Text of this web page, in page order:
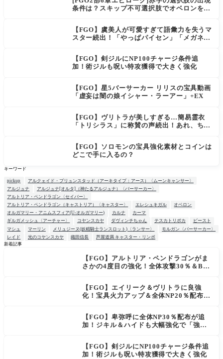
条件は？スキップ不可選択肢でオベロンを疑
【FGO】虞美人が可愛すぎて語彙力を失うマ
スター続出！「やっぱパイセン」「メガネよ
【FGO】剣ジルにNP100チャージ条件追
加！術ジルも呪い特攻獲得で大きく強化
【FGO】星5バーサーカー リリスの宝具動画
「虚妄は闇の娘イシャー・ラーアー」+EX
【FGO】ヴリトラが美しすぎる…簡易霊衣
「トリシラス」に称賛の声続出！あれ、ちっ
【FGO】ソロモンの宝具強化素材とコインは
どこで手に入るの？
キーワード
pickup
アルクェイド・ブリュンスタッド（アーキタイプ：アース）〈ムーンキャンサー〉
アルジュナ
アルジュナ[オルタ]（神たるアルジュナ）〈バーサーカー〉
アルトリア・ペンドラゴン〈セイバー〉
アルトリア・ペンドラゴン（キャストリア）〈キャスター〉
エレシュキガル
オベロン
オルガマリー・アニムスフィア(U-オルガマリー)
カルナ
カーマ
ギルガメッシュ〈アーチャー〉
コヤンスカヤ ダヴィンチちゃん テスカトリポカ
ビースト
マシュ
マーリン メリュジーヌ(妖精騎士ランスロット)〈ランサー〉
モルガン〈バーサーカー〉
レイド
光のコヤンスカヤ 織田信長
芦屋道満 キャスター・リンボ
新着記事
【FGO】アルトリア・ペンドラゴンがま
さかの4度目の強化！全体攻撃30％＆B攻
【FGO】エイリーク＆ヴリトラに良強
化！宝具火力アップ＆全体NP20％配布で
【FGO】卑弥呼に全体NP30％配布が追
加！ジキル＆ハイドも大幅強化で「強す
【FGO】剣ジルにNP100チャージ条件追
加！術ジルも呪い特攻獲得で大きく強化